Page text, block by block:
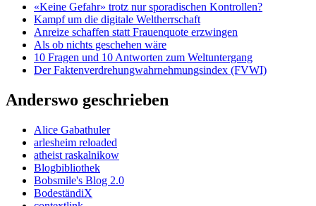
«Keine Gefahr» trotz nur sporadischen Kontrollen?
Kampf um die digitale Weltherrschaft
Anreize schaffen statt Frauenquote erzwingen
Als ob nichts geschehen wäre
10 Fragen und 10 Antworten zum Weltuntergang
Der Faktenverdrehungwahrnehmungsindex (FVWI)
Anderswo geschrieben
Alice Gabathuler
arlesheim reloaded
atheist raskalnikow
Blogbibliothek
Bobsmile's Blog 2.0
BodeständiX